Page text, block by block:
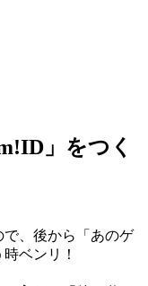
」をつく
、後から「あのゲ
ベンリ！